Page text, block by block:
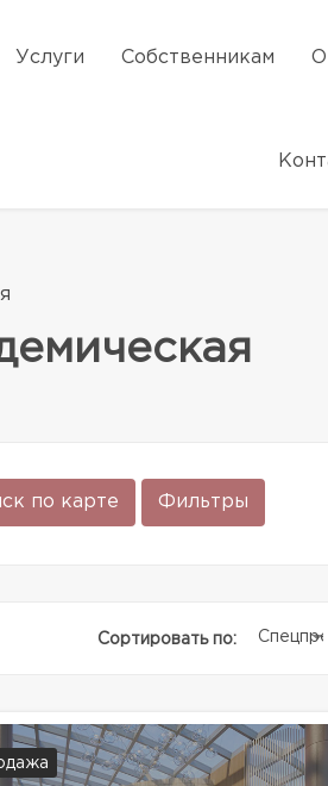
Услуги Собственникам О
по карте Фильтры
Сортировать по: